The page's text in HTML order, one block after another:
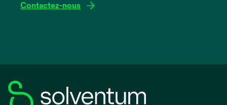
Contactez-nous